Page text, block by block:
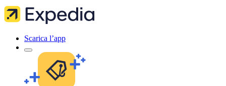
Scarica l’app